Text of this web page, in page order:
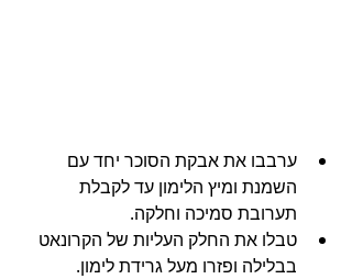
ערבבו את אבקת הסוכר יחד עם
השמנת ומיץ הלימון עד לקבלת
תערובת סמיכה וחלקה.
טבלו את החלק העליות של הקרונאט
בבלילה ופזרו מעל גרידת לימון.